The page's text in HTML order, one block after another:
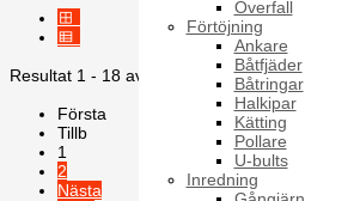
Överfall
Förtöjning
Ankare
Båtfjäder
Båtringar
Halkipar
Kätting
Pollare
U-bults
Inredning
Resultat 1 - 18 av 26
Första
Tillb
1
2
Nästa